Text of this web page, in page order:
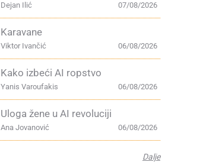
07/08/2026
Dejan Ilić
Karavane
06/08/2026
Viktor Ivančić
Kako izbeći AI ropstvo
06/08/2026
Yanis Varoufakis
Uloga žene u AI revoluciji
06/08/2026
Ana Jovanović
Dalje